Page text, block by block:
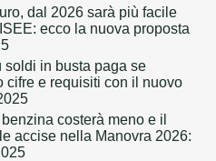
dal 2026 sarà più facile
ecco la nuova proposta
soldi in busta paga se
cifre e requisiti con il nuovo
costerà meno e il
accise nella Manovra 2026: